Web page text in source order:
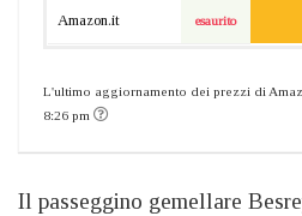
Amazon.it esaurito
L'ultimo aggiornamento dei prezzi di
8:26 pm
Il passeggino gemellare